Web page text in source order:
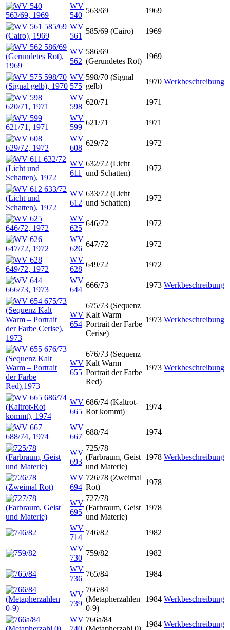
WV
540
563/69
1969
WV
561
585/69 (Cairo) 1969
WV
562
586/69
(Gerundetes Rot)
1969
WV
575
598/70 (Signal
gelb)
1970 Werkbeschreibung
WV
598
620/71
1971
WV
599
621/71
1971
WV
608
629/72 1972
WV
611
632/72 (Licht
und Schatten)
1972
WV
612
633/72 (Licht
und Schatten)
1972
WV
625
646/72
1972
WV
626
647/72
1972
WV
628
649/72
1972
WV
644
666/73 1973 Werkbeschreibung
WV
654
675/73 (Sequenz
Kalt Warm –
Portrait der Farbe
Cerise)
1973 Werkbeschreibung
WV
655
676/73 (Sequenz
Kalt Warm –
Portrait der Farbe
Red)
1973 Werkbeschreibung
WV
665
686/74 (Kaltrot-
Rot kommt)
1974
WV
667
688/74 1974
WV
693
725/78
(Farbraum, Geist
und Materie)
1978 Werkbeschreibung
WV
694
726/78 (Zweimal
Rot)
1978
WV
695
727/78
(Farbraum, Geist
und Materie)
1978
WV
714
746/82
1982
WV
730
759/82
1982
WV
736
765/84 1984
WV
739
766/84
(Metapherzahlen
0-9)
1984 Werkbeschreibung
WV 766a/84
1984 Werkbeschreibung